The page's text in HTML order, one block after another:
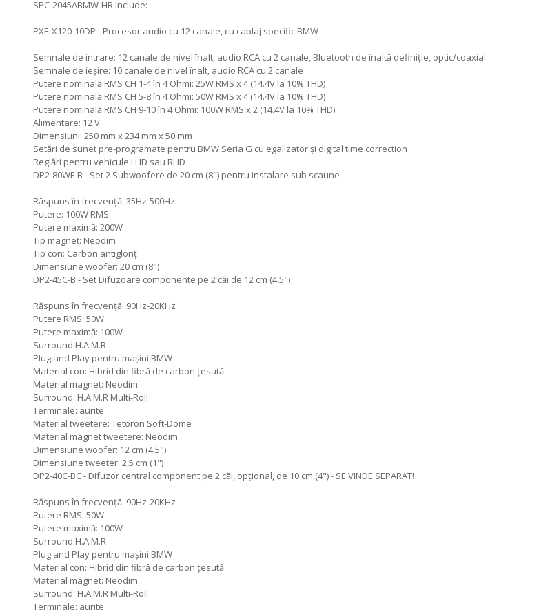
SPC-2045ABMW-HR include:
PXE-X120-10DP - Procesor audio cu 12 canale, cu cablaj specific BMW
Semnale de intrare: 12 canale de nivel înalt, audio RCA cu 2 canale, Bluetooth de înaltă definiție, optic/coaxial
Semnale de ieșire: 10 canale de nivel înalt, audio RCA cu 2 canale
Putere nominală RMS CH 1-4 în 4 Ohmi: 25W RMS x 4 (14.4V la 10% THD)
Putere nominală RMS CH 5-8 în 4 Ohmi: 50W RMS x 4 (14.4V la 10% THD)
Putere nominală RMS CH 9-10 în 4 Ohmi: 100W RMS x 2 (14.4V la 10% THD)
Alimentare: 12 V
Dimensiuni: 250 mm x 234 mm x 50 mm
Setări de sunet pre-programate pentru BMW Seria G cu egalizator și digital time correction
Reglări pentru vehicule LHD sau RHD
DP2-80WF-B - Set 2 Subwoofere de 20 cm (8") pentru instalare sub scaune
Răspuns în frecvență: 35Hz-500Hz
Putere: 100W RMS
Putere maximă: 200W
Tip magnet: Neodim
Tip con: Carbon antiglonț
Dimensiune woofer: 20 cm (8")
DP2-45C-B - Set Difuzoare componente pe 2 căi de 12 cm (4,5")
Răspuns în frecvență: 90Hz-20KHz
Putere RMS: 50W
Putere maximă: 100W
Surround H.A.M.R
Plug and Play pentru mașini BMW
Material con: Hibrid din fibră de carbon țesută
Material magnet: Neodim
Surround: H.A.M.R Multi-Roll
Terminale: aurite
Material tweetere: Tetoron Soft-Dome
Material magnet tweetere: Neodim
Dimensiune woofer: 12 cm (4,5")
Dimensiune tweeter: 2,5 cm (1")
DP2-40C-BC - Difuzor central component pe 2 căi, opțional, de 10 cm (4") - SE VINDE SEPARAT!
Răspuns în frecvență: 90Hz-20KHz
Putere RMS: 50W
Putere maximă: 100W
Surround H.A.M.R
Plug and Play pentru mașini BMW
Material con: Hibrid din fibră de carbon țesută
Material magnet: Neodim
Surround: H.A.M.R Multi-Roll
Terminale: aurite